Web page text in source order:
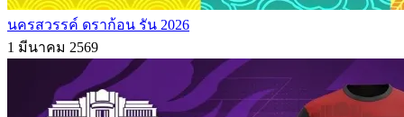
นครสวรรค์ ดราก้อน รัน 2026
1 มีนาคม 2569